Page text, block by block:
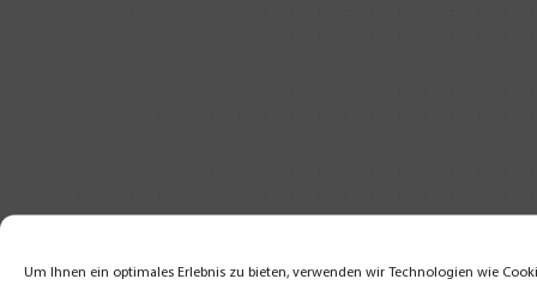
Um Ihnen ein optimales Erlebnis zu bieten, verwenden wir Technologien wie